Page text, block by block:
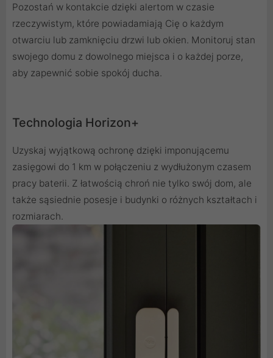
Pozostań w kontakcie dzięki alertom w czasie
rzeczywistym, które powiadamiają Cię o każdym
otwarciu lub zamknięciu drzwi lub okien. Monitoruj stan
swojego domu z dowolnego miejsca i o każdej porze,
aby zapewnić sobie spokój ducha.
Technologia Horizon+
Uzyskaj wyjątkową ochronę dzięki imponującemu
zasięgowi do 1 km w połączeniu z wydłużonym czasem
pracy baterii. Z łatwością chroń nie tylko swój dom, ale
także sąsiednie posesje i budynki o różnych kształtach i
rozmiarach.